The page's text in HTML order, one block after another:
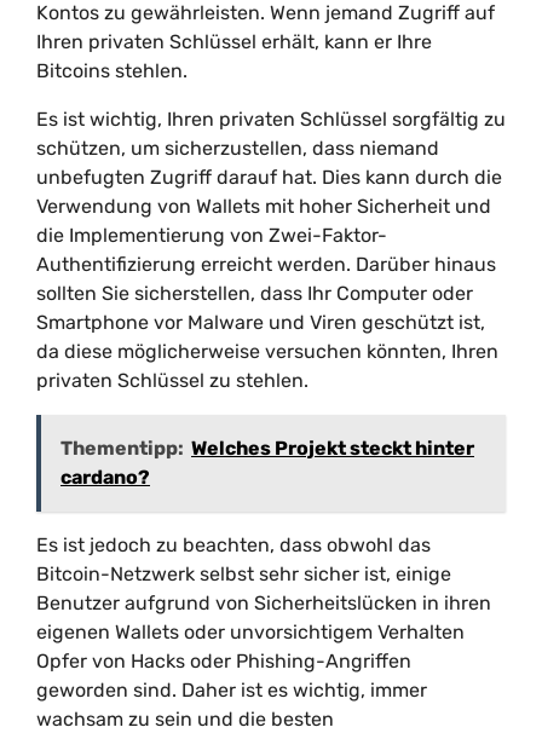
Kontos zu gewährleisten. Wenn jemand Zugriff auf
Ihren privaten Schlüssel erhält, kann er Ihre
Bitcoins stehlen.
Es ist wichtig, Ihren privaten Schlüssel sorgfältig zu
schützen, um sicherzustellen, dass niemand
unbefugten Zugriff darauf hat. Dies kann durch die
Verwendung von Wallets mit hoher Sicherheit und
die Implementierung von Zwei-Faktor-
Authentifizierung erreicht werden. Darüber hinaus
sollten Sie sicherstellen, dass Ihr Computer oder
Smartphone vor Malware und Viren geschützt ist,
da diese möglicherweise versuchen könnten, Ihren
privaten Schlüssel zu stehlen.
Thementipp: Welches Projekt steckt hinter
cardano?
Es ist jedoch zu beachten, dass obwohl das
Bitcoin-Netzwerk selbst sehr sicher ist, einige
Benutzer aufgrund von Sicherheitslücken in ihren
eigenen Wallets oder unvorsichtigem Verhalten
Opfer von Hacks oder Phishing-Angriffen
geworden sind. Daher ist es wichtig, immer
wachsam zu sein und die besten